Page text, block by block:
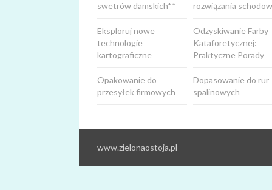
rozwiązania
swetrów damskich**
Odzyskiwanie Farby
Kataforetycznej:
Praktyczne Porady
Eksploruj nowe
technologie
kartograficzne
Dopasowanie do rur
spalinowych
Opakowanie do
przesyłek firmowych
www.zielonaostoja.pl